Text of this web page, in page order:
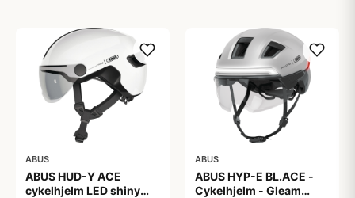
ABUS
ABUS HUD-Y ACE
cykelhjelm LED shiny
ABUS
ABUS HYP-E BL.ACE -
Cykelhjelm - Gleam